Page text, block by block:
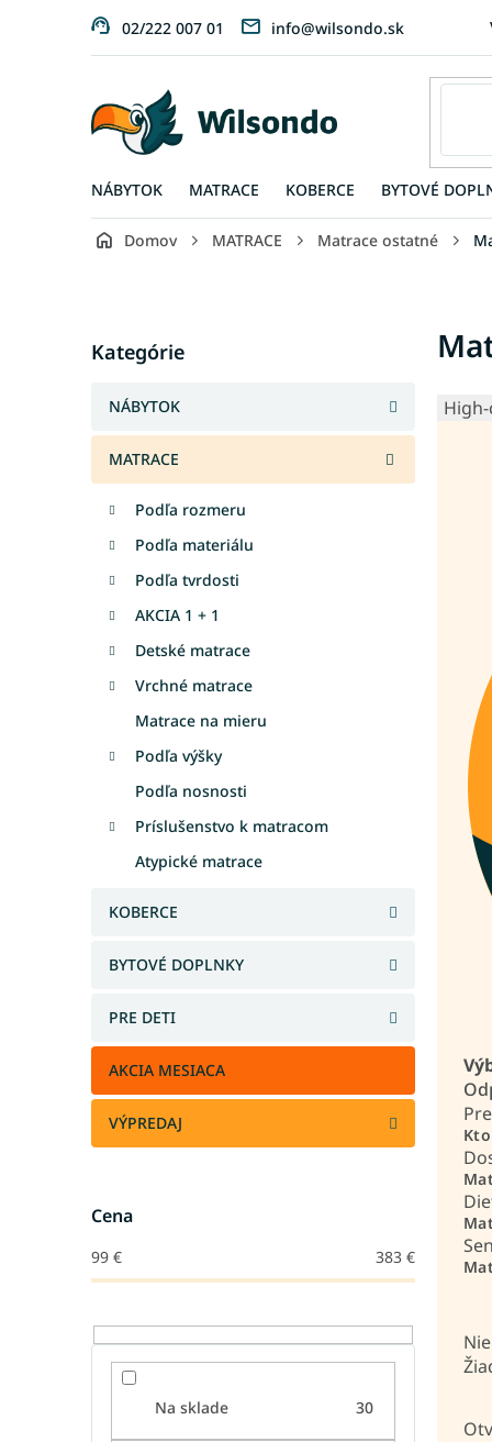
02/222 007 01 info@wilsondo.sk
NÁBYTOK MATRACE KOBERCE BYTOVÉ
Domov MATRACE Matrace ostatné
n
ý
n
l
kategórie
Kategórie
NÁBYTOK
MATRACE
Podľa rozmeru
Podľa materiálu
Podľa tvrdosti
AKCIA 1 + 1
Detské matrace
Vrchné matrace
Matrace na mieru
Podľa výšky
Podľa nosnosti
Príslušenstvo k matracom
Atypické matrace
KOBERCE
BYTOVÉ DOPLNKY
PRE DETI
AKCIA MESIACA
VÝPREDAJ
Cena
99 € 383 €
Na sklade 30